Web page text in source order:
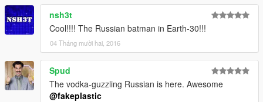
nsh3t
Cool!!!! The Russian batman in Earth-30!!!
04 Tháng mười hai, 2016
Spud
The vodka-guzzling Russian is here. Awesome
@fakeplastic